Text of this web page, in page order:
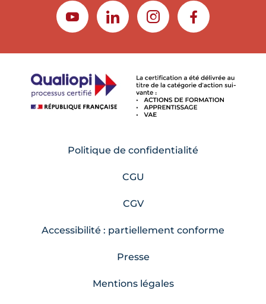
YOUTUBELINKEDININSTAGRAMFACEBOOK
Politique de confidentialité
CGU
CGV
Accessibilité : partiellement conforme
Presse
Mentions légales